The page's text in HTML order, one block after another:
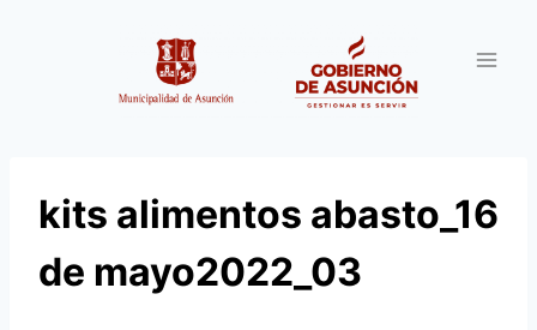
kits alimentos abasto_16
de mayo2022_03